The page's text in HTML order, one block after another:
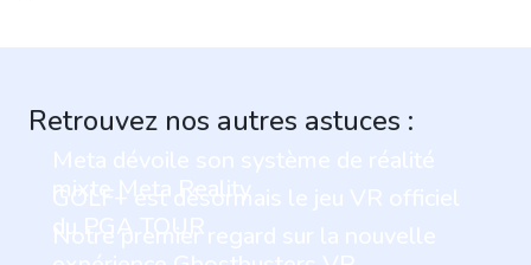
Retrouvez nos autres astuces :